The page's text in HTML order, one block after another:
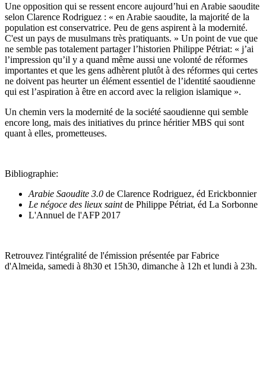
Une opposition qui se ressent encore aujourd’hui en Arabie saoudite
selon Clarence Rodriguez : « en Arabie saoudite, la majorité de la
population est conservatrice. Peu de gens aspirent à la modernité.
C'est un pays de musulmans très pratiquants. » Un point de vue que
ne semble pas totalement partager l’historien Philippe Pétriat: « j’ai
l’impression qu’il y a quand même aussi une volonté de réformes
importantes et que les gens adhèrent plutôt à des réformes qui certes
ne doivent pas heurter un élément essentiel de l’identité saoudienne
qui est l’aspiration à être en accord avec la religion islamique ».
Un chemin vers la modernité de la société saoudienne qui semble
encore long, mais des initiatives du prince héritier MBS qui sont
quant à elles, prometteuses.
Bibliographie:
Arabie Saoudite 3.0 de Clarence Rodriguez, éd Erickbonnier
Le négoce des lieux saintde Philippe Pétriat, éd La Sorbonne
L'Annuel de l'AFP 2017
Retrouvez l'intégralité de l'émission présentée par Fabrice
d'Almeida, samedi à 8h30 et 15h30, dimanche à 12h et lundi à 23h.